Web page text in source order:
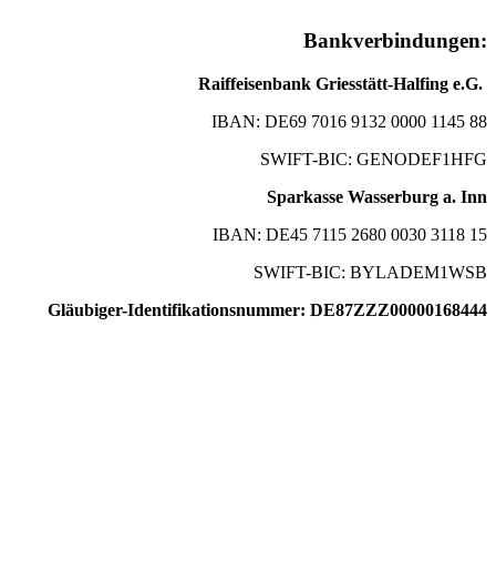
Bankverbindungen:
Raiffeisenbank Griesstätt-Halfing e.G.
IBAN: DE69 7016 9132 0000 1145 88
SWIFT-BIC: GENODEF1HFG
Sparkasse Wasserburg a. Inn
IBAN: DE45 7115 2680 0030 3118 15
SWIFT-BIC: BYLADEM1WSB
Gläubiger-Identifikationsnummer: DE87ZZZ00000168444